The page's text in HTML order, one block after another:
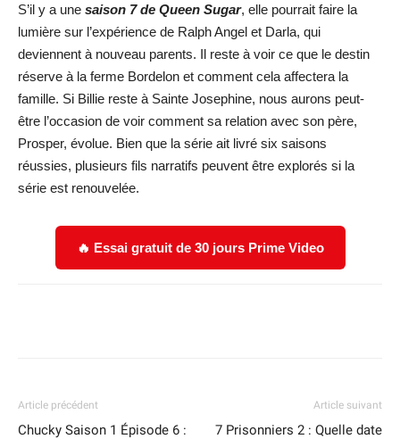
S’il y a une saison 7 de Queen Sugar, elle pourrait faire la
lumière sur l’expérience de Ralph Angel et Darla, qui
deviennent à nouveau parents. Il reste à voir ce que le destin
réserve à la ferme Bordelon et comment cela affectera la
famille. Si Billie reste à Sainte Josephine, nous aurons peut-
être l’occasion de voir comment sa relation avec son père,
Prosper, évolue. Bien que la série ait livré six saisons
réussies, plusieurs fils narratifs peuvent être explorés si la
série est renouvelée.
🔥 Essai gratuit de 30 jours Prime Video
Article précédent
Chucky Saison 1 Épisode 6 :
Article suivant
7 Prisonniers 2 : Quelle date